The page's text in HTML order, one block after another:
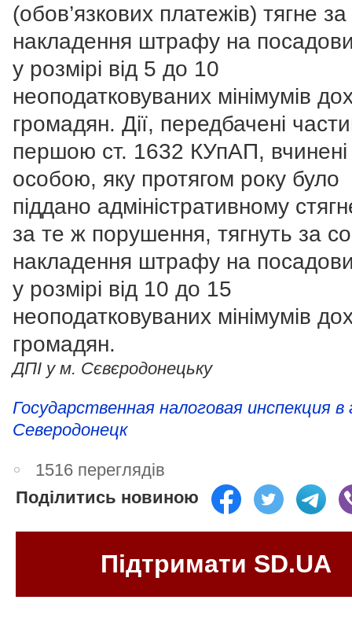
(обов’язкових платежів) тягне
накладення штрафу на
у розмірі від 5 до 10
неоподатковуваних мінімумів
громадян. Дії, передбачені
першою ст. 1632 КУпАП, вчинені
особою, яку протягом року було
піддано адміністративному
за те ж порушення, тягнуть за
накладення штрафу на
у розмірі від 10 до 15
неоподатковуваних мінімумів
громадян.
ДПІ у м. Сєвєродонецьку
Государственная налоговая инспекция в
Северодонецк
1516 переглядів
Поділитись новиною
Підтримати SD.UA